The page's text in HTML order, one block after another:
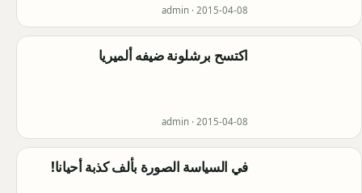
admin · 2015-04-08
اكتسح برشلونة ضيفه ألميريا
admin · 2015-04-08
في السياسة الصورة بألف كذبة أحيانا!